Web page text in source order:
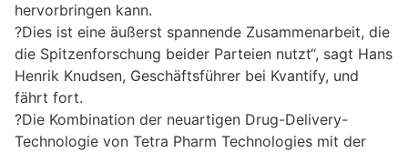
hervorbringen kann.
?Dies ist eine äußerst spannende Zusammenarbeit, die
die Spitzenforschung beider Parteien nutzt“, sagt Hans
Henrik Knudsen, Geschäftsführer bei Kvantify, und
fährt fort.
?Die Kombination der neuartigen Drug-Delivery-
Technologie von Tetra Pharm Technologies mit der